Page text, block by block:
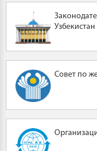
Узбекистан
Совет по